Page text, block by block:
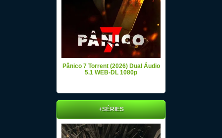
Pânico 7 Torrent (2026) Dual Áudio
5.1 WEB-DL 1080p
+SÉRIES